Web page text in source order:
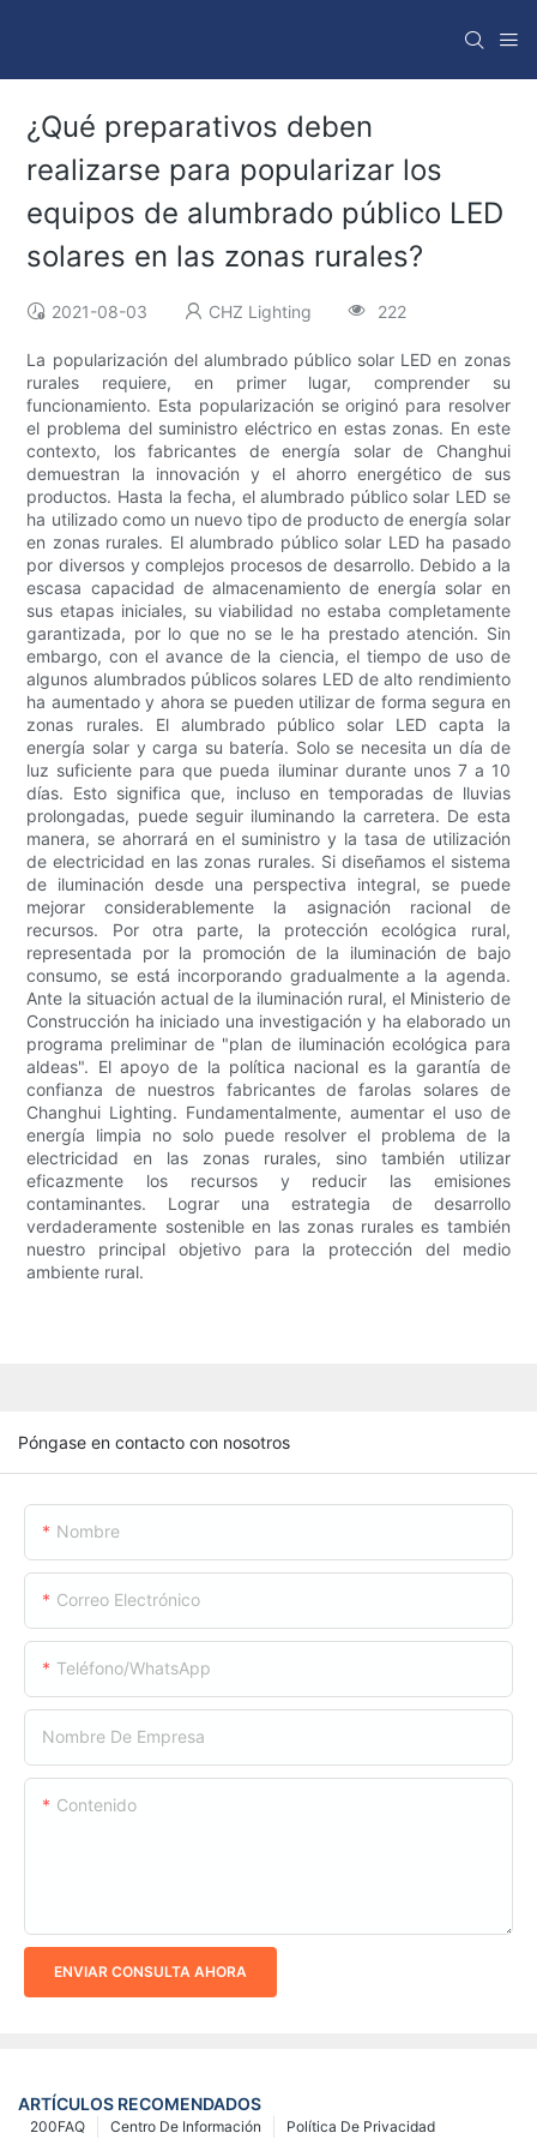
¿Qué preparativos deben
realizarse para popularizar los
equipos de alumbrado público LED
solares en las zonas rurales?
2021-08-03 CHZ Lighting 222
La popularización del alumbrado público solar LED en zonas
rurales requiere, en primer lugar, comprender su
funcionamiento. Esta popularización se originó para resolver
el problema del suministro eléctrico en estas zonas. En este
contexto, los fabricantes de energía solar de Changhui
demuestran la innovación y el ahorro energético de sus
productos. Hasta la fecha, el alumbrado público solar LED se
ha utilizado como un nuevo tipo de producto de energía solar
en zonas rurales. El alumbrado público solar LED ha pasado
por diversos y complejos procesos de desarrollo. Debido a la
escasa capacidad de almacenamiento de energía solar en
sus etapas iniciales, su viabilidad no estaba completamente
garantizada, por lo que no se le ha prestado atención. Sin
embargo, con el avance de la ciencia, el tiempo de uso de
algunos alumbrados públicos solares LED de alto rendimiento
ha aumentado y ahora se pueden utilizar de forma segura en
zonas rurales. El alumbrado público solar LED capta la
energía solar y carga su batería. Solo se necesita un día de
luz suficiente para que pueda iluminar durante unos 7 a 10
días. Esto significa que, incluso en temporadas de lluvias
prolongadas, puede seguir iluminando la carretera. De esta
manera, se ahorrará en el suministro y la tasa de utilización
de electricidad en las zonas rurales. Si diseñamos el sistema
de iluminación desde una perspectiva integral, se puede
mejorar considerablemente la asignación racional de
recursos. Por otra parte, la protección ecológica rural,
representada por la promoción de la iluminación de bajo
consumo, se está incorporando gradualmente a la agenda.
Ante la situación actual de la iluminación rural, el Ministerio de
Construcción ha iniciado una investigación y ha elaborado un
programa preliminar de "plan de iluminación ecológica para
aldeas". El apoyo de la política nacional es la garantía de
confianza de nuestros fabricantes de farolas solares de
Changhui Lighting. Fundamentalmente, aumentar el uso de
energía limpia no solo puede resolver el problema de la
electricidad en las zonas rurales, sino también utilizar
eficazmente los recursos y reducir las emisiones
contaminantes. Lograr una estrategia de desarrollo
verdaderamente sostenible en las zonas rurales es también
nuestro principal objetivo para la protección del medio
ambiente rural.
Póngase en contacto con nosotros
Nombre
Correo Electrónico
Teléfono/WhatsApp
Nombre De Empresa
Contenido
ENVIAR CONSULTA AHORA
ARTÍCULOS RECOMENDADOS
Política De Privacidad
Centro De Información
200FAQ